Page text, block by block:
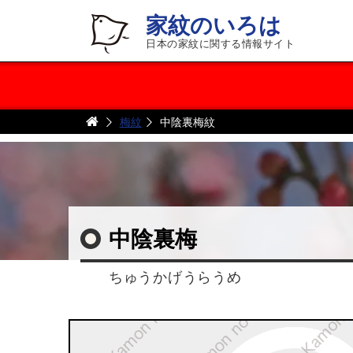
家紋のいろは
日本の家紋に関する情報サイト
梅紋 中陰裏梅紋
中陰裏梅
ちゅうかげうらうめ